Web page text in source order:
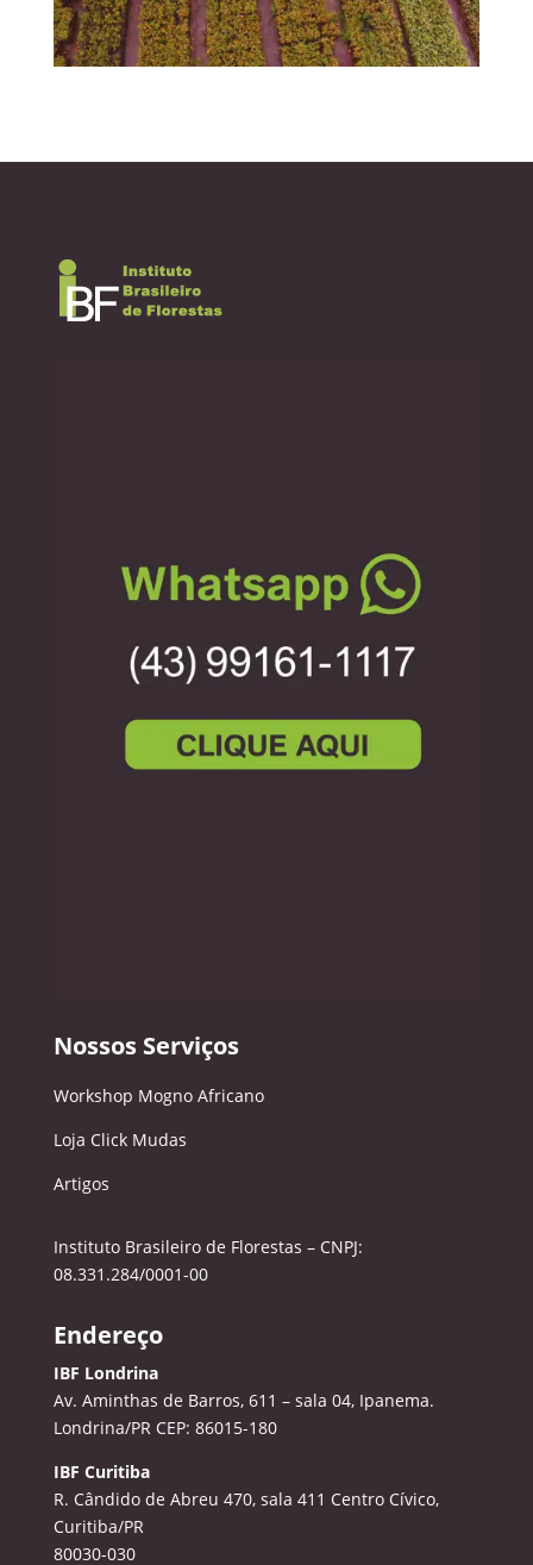
Nossos Serviços
Workshop Mogno Africano
Loja Click Mudas
Artigos
Instituto Brasileiro de Florestas – CNPJ:
08.331.284/0001-00
Endereço
IBF Londrina
Av. Aminthas de Barros, 611 – sala 04, Ipanema.
Londrina/PR CEP: 86015-180
IBF Curitiba
R. Cândido de Abreu 470, sala 411 Centro Cívico,
Curitiba/PR
80030-030